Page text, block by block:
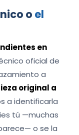
o el
en
oficial de
a
original a
a identificarla
tú —muchas
o se la